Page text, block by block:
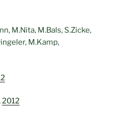
M.Nita, M.Bals, S.Zicke,
M.Kamp,
2012